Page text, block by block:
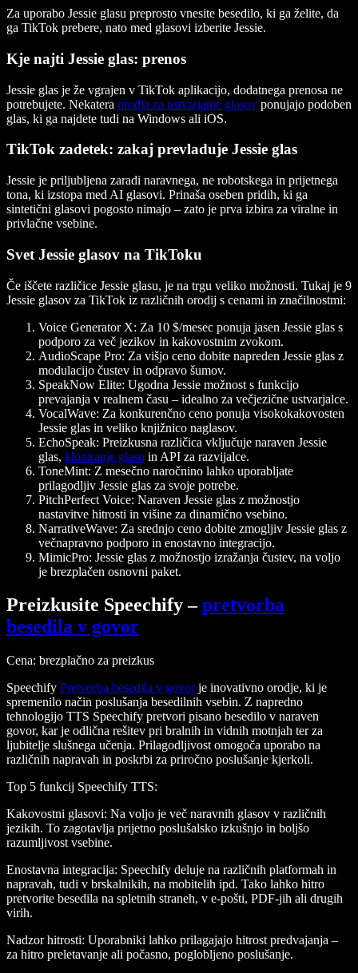
Za uporabo Jessie glasu preprosto vnesite besedilo, ki ga želite, da
ga TikTok prebere, nato med glasovi izberite Jessie.
Kje najti Jessie glas: prenos
Jessie glas je že vgrajen v TikTok aplikacijo, dodatnega prenosa ne
potrebujete. Nekatera orodja za ustvarjanje glasov ponujajo podoben
glas, ki ga najdete tudi na Windows ali iOS.
TikTok zadetek: zakaj prevladuje Jessie glas
Jessie je priljubljena zaradi naravnega, ne robotskega in prijetnega
tona, ki izstopa med AI glasovi. Prinaša oseben pridih, ki ga
sintetični glasovi pogosto nimajo – zato je prva izbira za viralne in
privlačne vsebine.
Svet Jessie glasov na TikToku
Če iščete različice Jessie glasu, je na trgu veliko možnosti. Tukaj je 9
Jessie glasov za TikTok iz različnih orodij s cenami in značilnostmi:
Voice Generator X: Za 10 $/mesec ponuja jasen Jessie glas s
podporo za več jezikov in kakovostnim zvokom.
AudioScape Pro: Za višjo ceno dobite napreden Jessie glas z
modulacijo čustev in odpravo šumov.
SpeakNow Elite: Ugodna Jessie možnost s funkcijo
prevajanja v realnem času – idealno za večjezične ustvarjalce.
VocalWave: Za konkurenčno ceno ponuja visokokakovosten
Jessie glas in veliko knjižnico naglasov.
EchoSpeak: Preizkusna različica vključuje naraven Jessie
glas, kloniranje glasu in API za razvijalce.
ToneMint: Z mesečno naročnino lahko uporabljate
prilagodljiv Jessie glas za svoje potrebe.
PitchPerfect Voice: Naraven Jessie glas z možnostjo
nastavitve hitrosti in višine za dinamično vsebino.
NarrativeWave: Za srednjo ceno dobite zmogljiv Jessie glas z
večnapravno podporo in enostavno integracijo.
MimicPro: Jessie glas z možnostjo izražanja čustev, na voljo
je brezplačen osnovni paket.
Preizkusite Speechify –pretvorba
besedila v govor
Cena: brezplačno za preizkus
Speechify Pretvorba besedila v govorje inovativno orodje, ki je
spremenilo način poslušanja besedilnih vsebin. Z napredno
tehnologijo TTS Speechify pretvori pisano besedilo v naraven
govor, kar je odlična rešitev pri bralnih in vidnih motnjah ter za
ljubitelje slušnega učenja. Prilagodljivost omogoča uporabo na
različnih napravah in poskrbi za priročno poslušanje kjerkoli.
Top 5 funkcij Speechify TTS:
Kakovostni glasovi: Na voljo je več naravnih glasov v različnih
jezikih. To zagotavlja prijetno poslušalsko izkušnjo in boljšo
razumljivost vsebine.
Enostavna integracija: Speechify deluje na različnih platformah in
napravah, tudi v brskalnikih, na mobitelih ipd. Tako lahko hitro
pretvorite besedila na spletnih straneh, v e-pošti, PDF-jih ali drugih
virih.
Nadzor hitrosti: Uporabniki lahko prilagajajo hitrost predvajanja –
za hitro preletavanje ali počasno, poglobljeno poslušanje.